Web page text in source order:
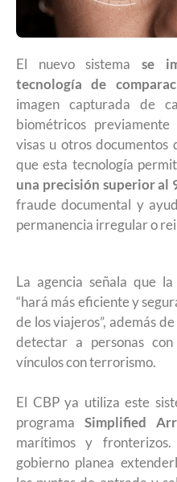
El nuevo sistema se
tecnología de
imagen capturada de
biométricos
visas u otros
que esta tecnología
una precisión superior al
fraude documental y
permanencia irregular o
La agencia señala que
“hará más eficiente y
de los viajeros”, además
detectar a personas
vínculos con terrorismo.
El CBP ya utiliza este
programa Simplified
marítimos y
gobierno planea